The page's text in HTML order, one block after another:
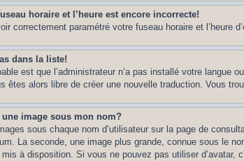
horaire et l’heure est encore incorrecte!
correctement paramétré votre fuseau horaire et l’heure
dans la liste!
est que l’administrateur n’a pas installé votre langue
êtes alors libre de créer une nouvelle traduction. Vous
image sous mon nom?
sous chaque nom d’utilisateur sur la page de
La seconde, une image plus grande, connue sous le
à disposition. Si vous ne pouvez pas utiliser d’avatar,